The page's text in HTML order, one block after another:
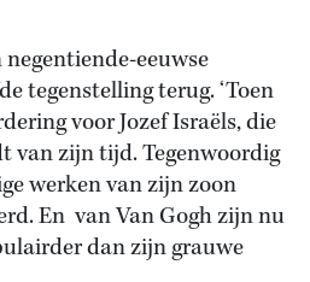
eeuwse
tegenstelling terug. ‘Toen
voor Jozef Israëls, die
van zijn tijd. Tegenwoordig
werken van zijn zoon
En van Van Gogh zijn nu
dan zijn grauwe